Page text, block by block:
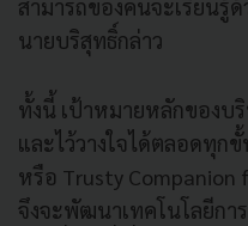
สามารถของคนจะเรียนรู้
นายบริสุทธิ์กล่าว
ทั้งนี้ เป้าหมายหลักของบ
และไว้วางใจได้ตลอดทุก
หรือ Trusty Companion
จึงจะพัฒนาเทคโนโลยีก